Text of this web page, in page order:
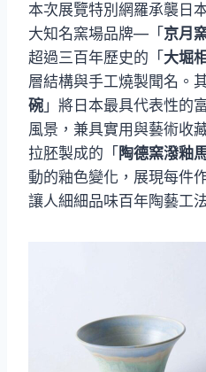
本次展覽特別網羅承襲日
大知名窯場品牌—「 京月
超過三百年歷史的「 大堀
層結構與手工燒製聞名。
碗 」將日本最具代表性的
風景，兼具實用與藝術收
拉胚製成的「 陶德窯潑釉
動的釉色變化，展現每件
讓人細細品味百年陶藝工